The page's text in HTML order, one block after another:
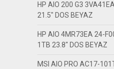
HP AIO 200 G3
21.5″ DOS BEYAZ
HP AIO 4MR73EA 24-
1TB 23.8″ DOS BEYAZ
MSI AIO PRO AC17-